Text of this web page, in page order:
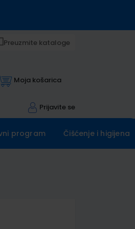
Preuzmite kataloge
Moja košarica
Prijavite se
program Čišćenje i higijena